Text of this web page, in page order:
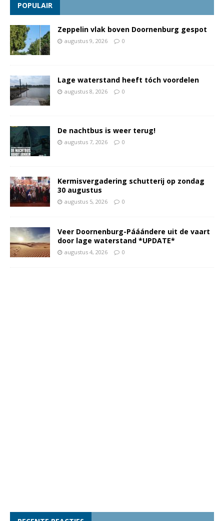
POPULAIR
Zeppelin vlak boven Doornenburg gespot
augustus 9, 2026 0
Lage waterstand heeft tóch voordelen
augustus 8, 2026 0
De nachtbus is weer terug!
augustus 7, 2026 0
Kermisvergadering schutterij op zondag
30 augustus
augustus 5, 2026 0
Veer Doornenburg-Pááándere uit de vaart
door lage waterstand *UPDATE*
augustus 4, 2026 0